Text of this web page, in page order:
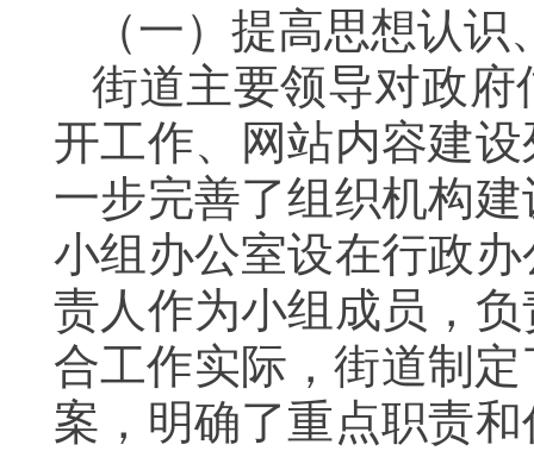
（一）提高思想认
街道主要领导对政
开工作、网站内容建
一步完善了组织机构
小组办公室设在行政
责人作为小组成员，
合工作实际，街道制
案，明确了重点职责